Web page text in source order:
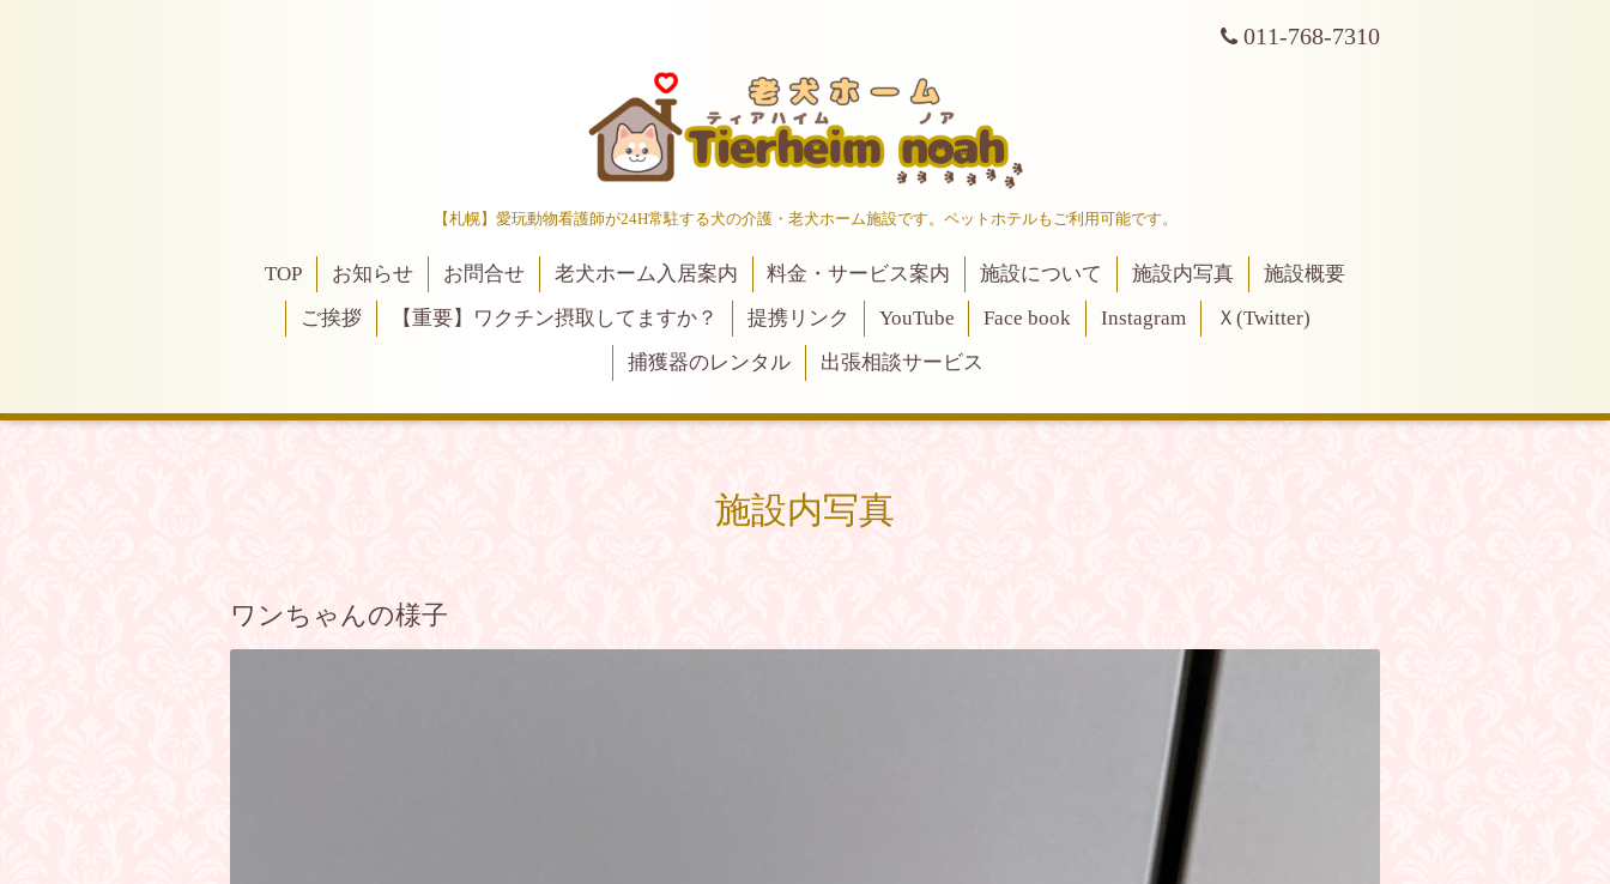
011-768-7310
【札幌】愛玩動物看護師が24H常駐する犬の介護・老犬ホーム施設です。ペットホテルもご利用可能です。
TOP お知らせ お問合せ 老犬ホーム入居案内 料金・サービス案内 施設について 施設内写真
施設概要
ご挨拶
【重要】ワクチン摂取してますか？ 提携リンク YouTube Face book Instagram
Ｘ(Twitter)
捕獲器のレンタル
出張相談サービス
施設内写真
ワンちゃんの様子